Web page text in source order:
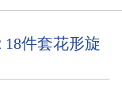
18件套花形旋